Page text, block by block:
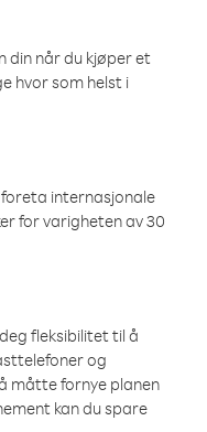
din når du kjøper et
hvor som helst i
internasjonale
for varigheten av 30
fleksibilitet til å
og
måtte fornye planen
kan du spare